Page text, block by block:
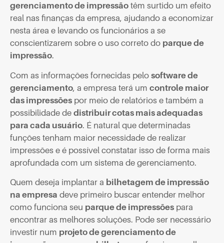
gerenciamento de impressão têm surtido um efeito
real nas finanças da empresa, ajudando a economizar
nesta área e levando os funcionários a se
conscientizarem sobre o uso correto do parque de
impressão.
Com as informações fornecidas pelo software de
gerenciamento, a empresa terá um controle maior
das impressões por meio de relatórios e também a
possibilidade de distribuir cotas mais adequadas
para cada usuário. É natural que determinadas
funções tenham maior necessidade de realizar
impressões e é possível constatar isso de forma mais
aprofundada com um sistema de gerenciamento.
Quem deseja implantar a bilhetagem de impressão
na empresa deve primeiro buscar entender melhor
como funciona seu parque de impressões para
encontrar as melhores soluções. Pode ser necessário
investir num projeto de gerenciamento de